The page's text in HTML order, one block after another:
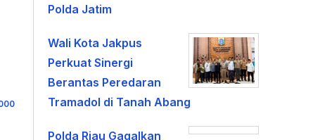
Polda Jatim
Wali Kota Jakpus
Perkuat Sinergi
Berantas Peredaran
Tramadol di Tanah Abang
Polda Riau Gagalkan